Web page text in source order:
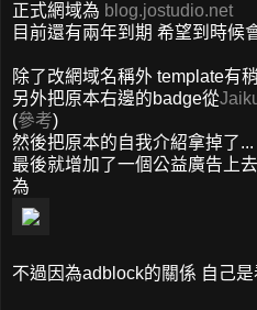
正式網域為 blog.jostudio.net
目前還有兩年到期 希望到時候
除了改網域名稱外 template有
另外把原本右邊的badge從
(參考)
然後把原本的自我介紹拿掉了
最後就增加了一個公益廣告上
為
不過因為adblock的關係 自己